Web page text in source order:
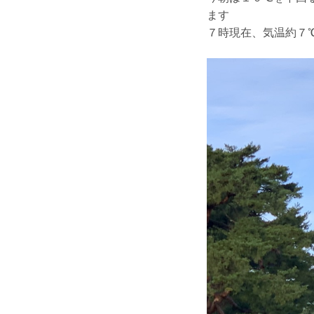
ます
７時現在、気温約